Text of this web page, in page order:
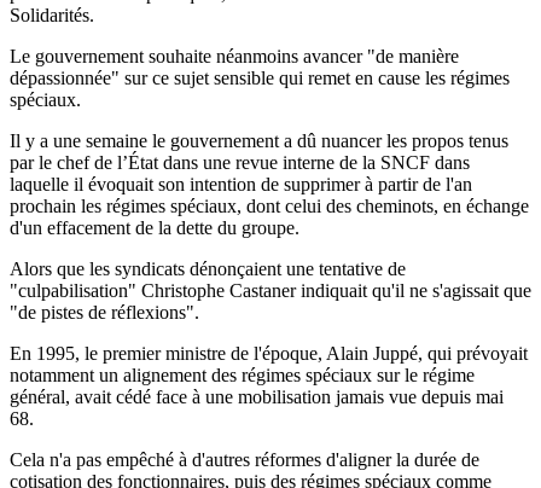
Solidarités.
Le gouvernement souhaite néanmoins avancer "de manière
dépassionnée" sur ce sujet sensible qui remet en cause les régimes
spéciaux.
Il y a une semaine le gouvernement a dû nuancer les propos tenus
par le chef de l’État dans une revue interne de la SNCF dans
laquelle il évoquait son intention de supprimer à partir de l'an
prochain les régimes spéciaux, dont celui des cheminots, en échange
d'un effacement de la dette du groupe.
Alors que les syndicats dénonçaient une tentative de
"culpabilisation" Christophe Castaner indiquait qu'il ne s'agissait que
"de pistes de réflexions".
En 1995, le premier ministre de l'époque, Alain Juppé, qui prévoyait
notamment un alignement des régimes spéciaux sur le régime
général, avait cédé face à une mobilisation jamais vue depuis mai
68.
Cela n'a pas empêché à d'autres réformes d'aligner la durée de
cotisation des fonctionnaires, puis des régimes spéciaux comme